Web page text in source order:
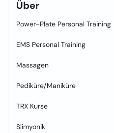
Über
Power-Plate Personal Training
EMS Personal Training
Massagen
Pediküre/Maniküre
TRX Kurse
Slimyonik